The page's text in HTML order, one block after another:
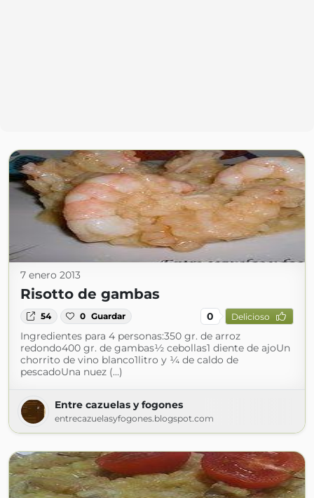
7 enero 2013
Risotto de gambas
54 0 Guardar 0 Delicioso
Ingredientes para 4 personas:350 gr. de arroz
redondo400 gr. de gambas½ cebollas1 diente de ajoUn
chorrito de vino blanco1litro y ¼ de caldo de
pescadoUna nuez (...)
Entre cazuelas y fogones
entrecazuelasyfogones.blogspot.com